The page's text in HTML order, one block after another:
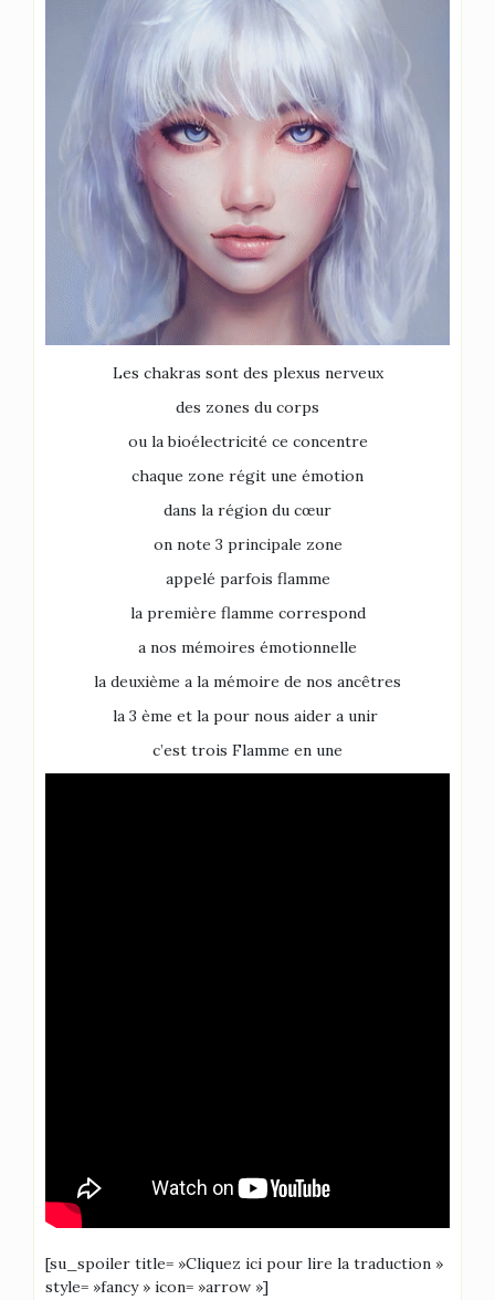
Les chakras sont des plexus nerveux
des zones du corps
ou la bioélectricité ce concentre
chaque zone régit une émotion
dans la région du cœur
on note 3 principale zone
appelé parfois flamme
la première flamme correspond
a nos mémoires émotionnelle
la deuxième a la mémoire de nos ancêtres
la 3 ème et la pour nous aider a unir
c’est trois Flamme en une
[su_spoiler title= »Cliquez ici pour lire la traduction »
style= »fancy » icon= »arrow »]